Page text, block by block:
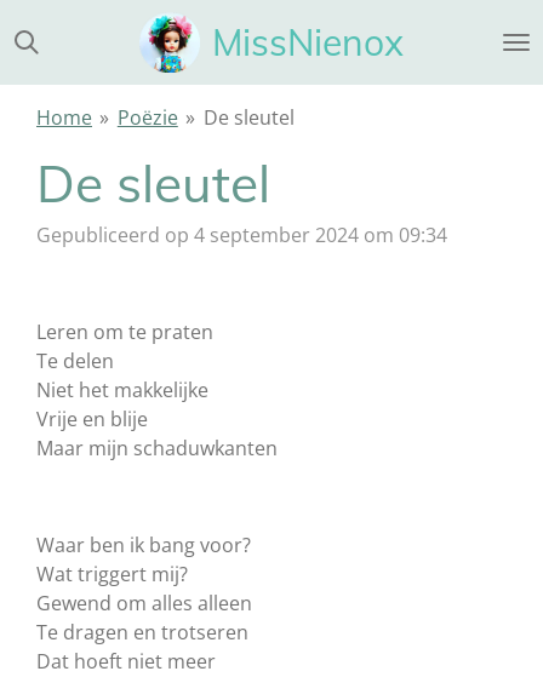
direct
naar
MissNienox
Home » Poëzie » De sleutel
De sleutel
Gepubliceerd op 4 september 2024 om 09:34
Leren om te praten
Te delen
Niet het makkelijke
Vrije en blije
Maar mijn schaduwkanten
Waar ben ik bang voor?
Wat triggert mij?
Gewend om alles alleen
Te dragen en trotseren
Dat hoeft niet meer